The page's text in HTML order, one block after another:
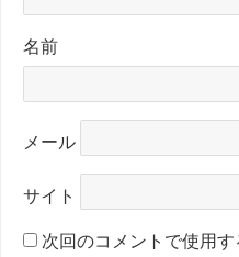
名前
メール
サイト
次回のコメントで使用